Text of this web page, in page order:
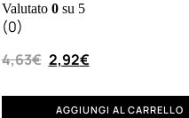
Valutato 0su 5
(0)
4,63€ 2,92€
AGGIUNGI AL CARRELLO